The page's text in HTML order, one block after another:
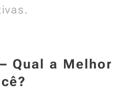
Qual a Melhor